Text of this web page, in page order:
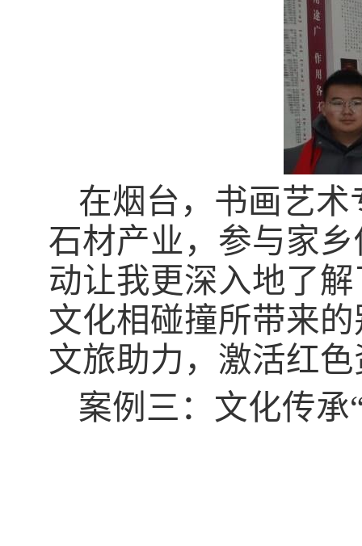
在烟台，书画艺
石材产业，参与家
动让我更深入地了
文化相碰撞所带来
文旅助力，激活红
案例三：文化传承